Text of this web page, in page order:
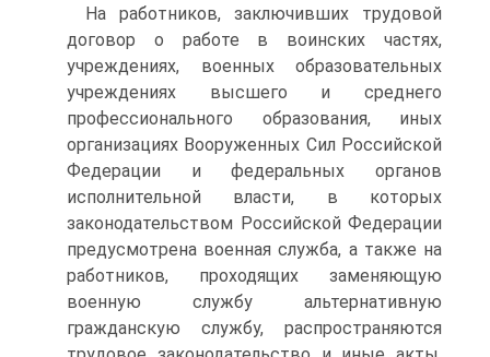
На работников, заключивших трудовой
договор о работе в воинских частях,
учреждениях, военных образовательных
учреждениях высшего и среднего
профессионального образования, иных
организациях Вооруженных Сил Российской
Федерации и федеральных органов
исполнительной власти, в которых
законодательством Российской Федерации
предусмотрена военная служба, а также на
работников, проходящих заменяющую
военную службу альтернативную
гражданскую службу, распространяются